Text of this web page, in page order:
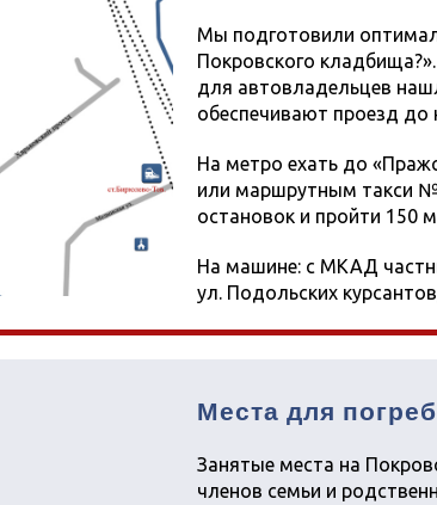
Мы подготовили
Покровского
для автовладельцев
обеспечивают проезд до
На метро ехать до
или маршрутным такси
остановок и пройти 150
На машине: с МКАД
ул. Подольских
Места для
Занятые места на
членов семьи и